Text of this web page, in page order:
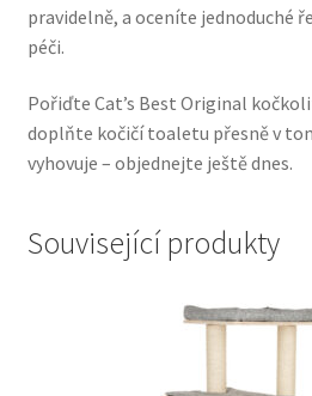
Wolf of Wilderness
pravidelně, a oceníte jednoduché
péči.
Pořiďte Cat’s Best Original
doplňte kočičí toaletu přesně v
vyhovuje – objednejte ještě dnes.
Související produkty